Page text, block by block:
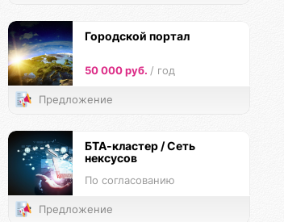
Городской портал
50 000 руб. / год
Предложение
БТА-кластер / Сеть
нексусов
По согласованию
Предложение